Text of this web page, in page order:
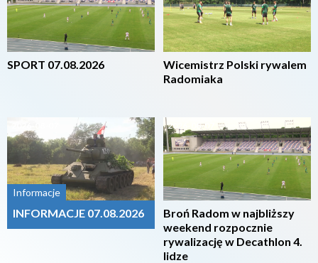
SPORT 07.08.2026
Informacje
INFORMACJE 07.08.2026
Wicemistrz Polski rywalem
Radomiaka
2026-08-07
Broń Radom w najbliższy
weekend rozpocznie
rywalizację w Decathlon 4.
lidze